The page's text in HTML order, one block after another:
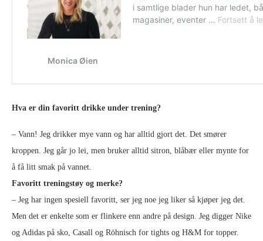
Hva er din favoritt drikke under trening?
– Vann! Jeg drikker mye vann og har alltid gjort det. Det smører
kroppen. Jeg går jo lei, men bruker alltid sitron, blåbær eller mynte for
å få litt smak på vannet.
Favoritt treningstøy og merke?
– Jeg har ingen spesiell favoritt, ser jeg noe jeg liker så kjøper jeg det.
Men det er enkelte som er flinkere enn andre på design. Jeg digger Nike
og Adidas på sko, Casall og Röhnisch for tights og H&M for topper.